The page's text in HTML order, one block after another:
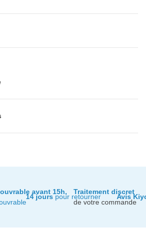
avant 15h,
14 jourspour retourner
Traitement discret
de votre commande
Avis